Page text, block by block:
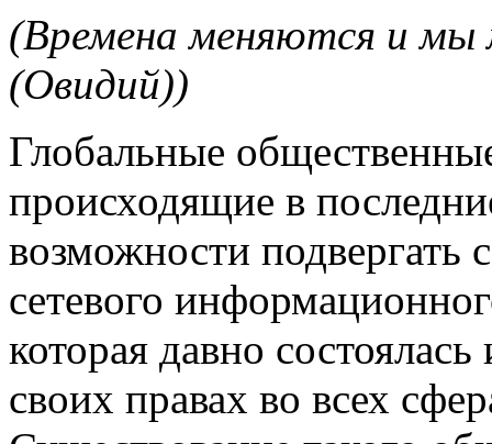
(Времена меняются и мы
(Овидий))
Глобальные
происходящие в
возможности подвергать
сетевого
которая давно
своих правах во всех